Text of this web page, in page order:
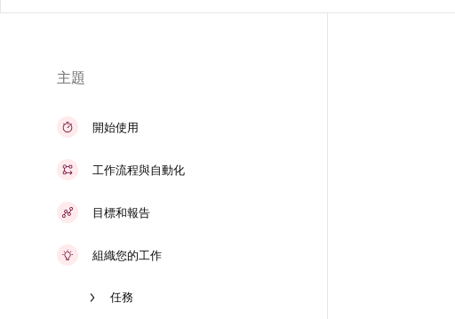
主題
開始使用
工作流程與自動化
目標和報告
組織您的工作
任務